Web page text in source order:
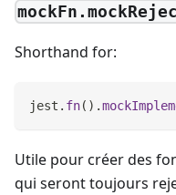
Shorthand for:
jest . fn( ) .
Utile pour créer des
qui seront toujours